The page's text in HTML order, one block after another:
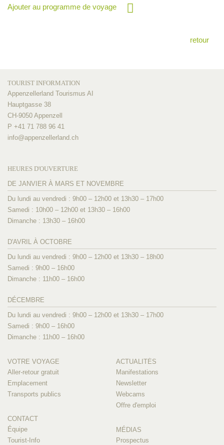
Ajouter au programme de voyage
retour
TOURIST INFORMATION
Appenzellerland Tourismus AI
Hauptgasse 38
CH-9050 Appenzell
P +41 71 788 96 41
info@appenzellerland.ch
HEURES D'OUVERTURE
DE JANVIER À MARS ET NOVEMBRE
Du lundi au vendredi : 9h00 – 12h00 et 13h30 – 17h00
Samedi : 10h00 – 12h00 et 13h30 – 16h00
Dimanche : 13h30 – 16h00
D'AVRIL À OCTOBRE
Du lundi au vendredi : 9h00 – 12h00 et 13h30 – 18h00
Samedi : 9h00 – 16h00
Dimanche : 11h00 – 16h00
DÉCEMBRE
Du lundi au vendredi : 9h00 – 12h00 et 13h30 – 17h00
Samedi : 9h00 – 16h00
Dimanche : 11h00 – 16h00
VOTRE VOYAGE
Aller-retour gratuit
Emplacement
Transports publics
CONTACT
Équipe
Tourist-Info
ACTUALITÉS
Manifestations
Newsletter
Webcams
Offre d'emploi
MÉDIAS
Prospectus